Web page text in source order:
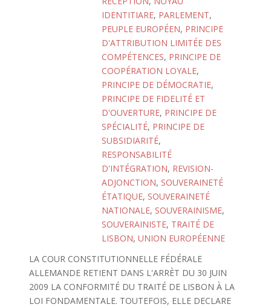
IDENTITIARE, PARLEMENT,
PEUPLE EUROPÉEN, PRINCIPE
D'ATTRIBUTION LIMITÉE DES
COMPÉTENCES, PRINCIPE DE
COOPÉRATION LOYALE,
PRINCIPE DE DÉMOCRATIE,
PRINCIPE DE FIDELITÉ ET
D'OUVERTURE, PRINCIPE DE
SPÉCIALITÉ, PRINCIPE DE
SUBSIDIARITÉ,
RESPONSABILITÉ
D'INTÉGRATION, REVISION-
ADJONCTION, SOUVERAINETÉ
ÉTATIQUE, SOUVERAINETÉ
NATIONALE, SOUVERAINISME,
SOUVERAINISTE, TRAITÉ DE
LISBON, UNION EUROPÉENNE
LA COUR CONSTITUTIONNELLE FÉDÉRALE
ALLEMANDE RETIENT DANS L'ARRÈT DU 30 JUIN
2009 LA CONFORMITÉ DU TRAITÉ DE LISBON À LA
LOI FONDAMENTALE. TOUTEFOIS, ELLE DECLARE